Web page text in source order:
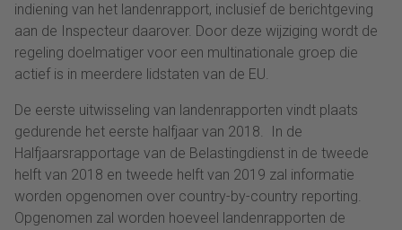
indiening van het landenrapport, inclusief de berichtgeving
aan de Inspecteur daarover. Door deze wijziging wordt de
regeling doelmatiger voor een multinationale groep die
actief is in meerdere lidstaten van de EU.
De eerste uitwisseling van landenrapporten vindt plaats
gedurende het eerste halfjaar van 2018. In de
Halfjaarsrapportage van de Belastingdienst in de tweede
helft van 2018 en tweede helft van 2019 zal informatie
worden opgenomen over country-by-country reporting.
Opgenomen zal worden hoeveel landenrapporten de